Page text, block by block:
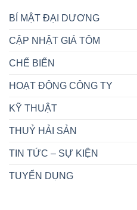
BÍ MẬT ĐẠI DƯƠNG
CẬP NHẬT GIÁ TÔM
CHẾ BIẾN
HOẠT ĐỘNG CÔNG TY
KỸ THUẬT
THUỶ HẢI SẢN
TIN TỨC – SỰ KIỆN
TUYỂN DỤNG